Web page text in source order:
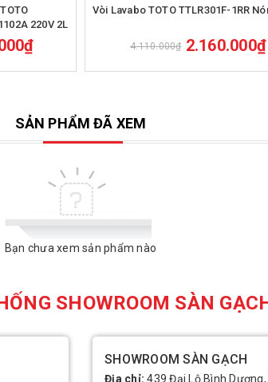
220V 2L
Vòi Lavabo TOTO TTLR301F-1RR
4.110.000₫ 2.160.000₫
SẢN PHẨM ĐÃ XEM
Bạn chưa xem sản phẩm nào
SHOWROOM SÀN
SHOWROOM SÀN GẠCH
Địa chỉ:439 Đại Lộ Bình Dương,